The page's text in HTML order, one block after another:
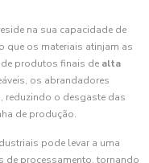
na sua capacidade de
que os materiais atinjam as
produtos finais de alta
os abrandadores
reduzindo o desgaste das
de produção.
pode levar a uma
de processamento, tornando